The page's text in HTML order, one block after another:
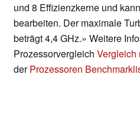
und 8 Effizienzkerne und
bearbeiten. Der maximale
beträgt 4,4 GHz.» Weitere
Prozessorvergleich Vergleich
derProzessoren